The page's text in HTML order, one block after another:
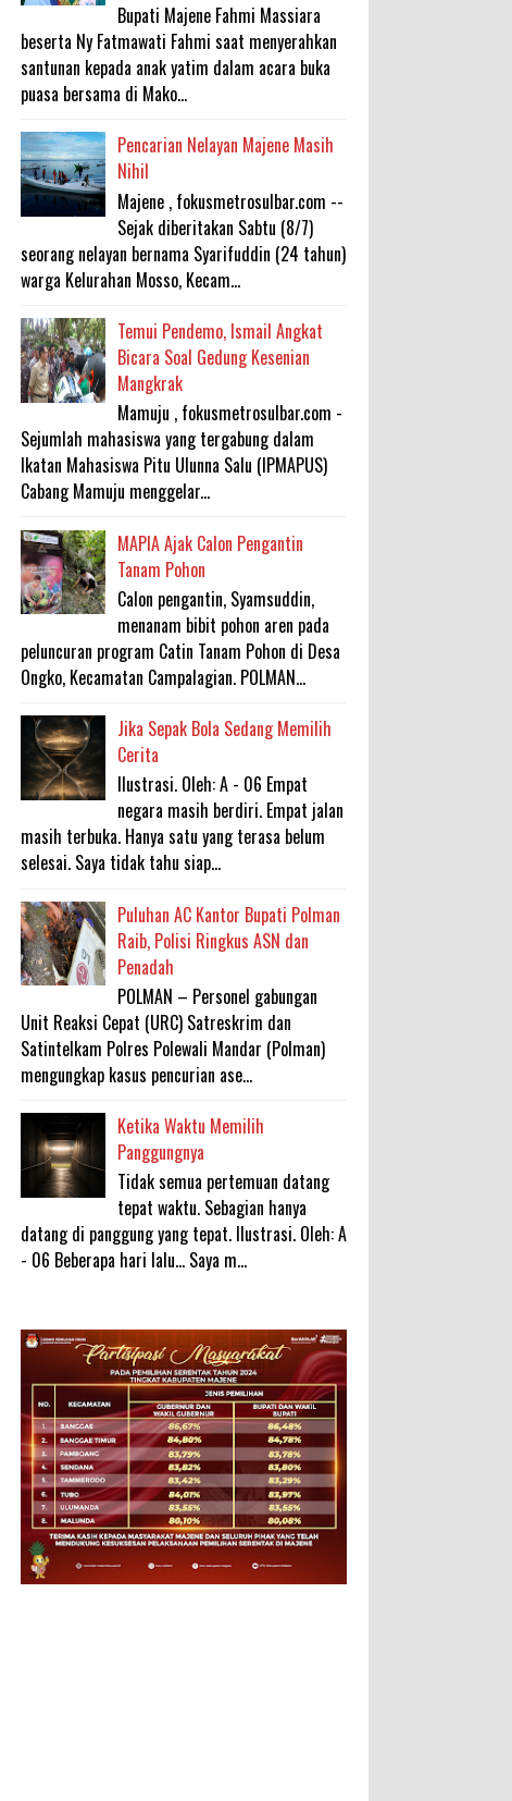
Bupati Majene Fahmi Massiara
beserta Ny Fatmawati Fahmi saat menyerahkan
santunan kepada anak yatim dalam acara buka
puasa bersama di Mako...
Pencarian Nelayan Majene Masih
Nihil
Majene , fokusmetrosulbar.com --
Sejak diberitakan Sabtu (8/7)
seorang nelayan bernama Syarifuddin (24 tahun)
warga Kelurahan Mosso, Kecam...
Temui Pendemo, Ismail Angkat
Bicara Soal Gedung Kesenian
Mangkrak
Mamuju , fokusmetrosulbar.com -
Sejumlah mahasiswa yang tergabung dalam
Ikatan Mahasiswa Pitu Ulunna Salu (IPMAPUS)
Cabang Mamuju menggelar...
MAPIA Ajak Calon Pengantin
Tanam Pohon
Calon pengantin, Syamsuddin,
menanam bibit pohon aren pada
peluncuran program Catin Tanam Pohon di Desa
Ongko, Kecamatan Campalagian. POLMAN...
Jika Sepak Bola Sedang Memilih
Cerita
Ilustrasi. Oleh: A - 06 Empat
negara masih berdiri. Empat jalan
masih terbuka. Hanya satu yang terasa belum
selesai. Saya tidak tahu siap...
Puluhan AC Kantor Bupati Polman
Raib, Polisi Ringkus ASN dan
Penadah
POLMAN – Personel gabungan
Unit Reaksi Cepat (URC) Satreskrim dan
Satintelkam Polres Polewali Mandar (Polman)
mengungkap kasus pencurian ase...
Ketika Waktu Memilih
Panggungnya
Tidak semua pertemuan datang
tepat waktu. Sebagian hanya
datang di panggung yang tepat. Ilustrasi. Oleh: A
- 06 Beberapa hari lalu... Saya m...